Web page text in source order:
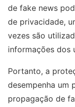
de fake news
de privacidade,
vezes são
informações dos
Portanto, a
desempenha um
propagação de